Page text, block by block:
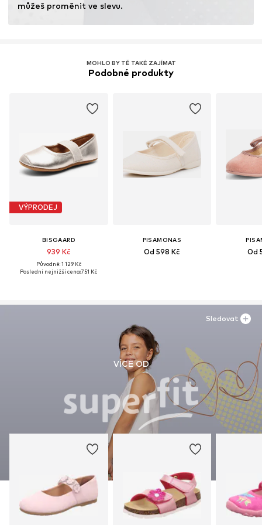
můžeš proměnit ve slevu.
MOHLO BY TĚ TAKÉ ZAJÍMAT
Podobné produkty
VÝPRODEJ
BISGAARD
939 Kč
Původně: 1 129 Kč
Poslední nejnižší cena:751 Kč
PISAMONAS
Od 598 Kč Od
VÍCE OD
Sledovat